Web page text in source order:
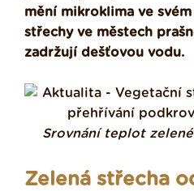
mění mikroklima ve
střechy ve městech
zadržují dešťovou vodu.
Srovnání teplot
Zelená střecha